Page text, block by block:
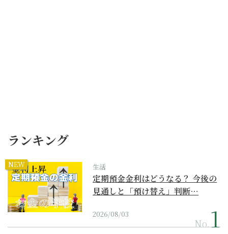
ランキング
NEW 生活
定期預金金利はどうなる？ 今後の
見通しと「預け替え」判断…
2026/08/03
No.